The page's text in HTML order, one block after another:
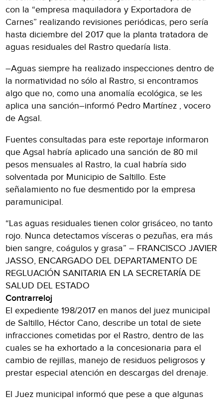
con la “empresa maquiladora y Exportadora de
Carnes” realizando revisiones periódicas, pero sería
hasta diciembre del 2017 que la planta tratadora de
aguas residuales del Rastro quedaría lista.
–Aguas siempre ha realizado inspecciones dentro de
la normatividad no sólo al Rastro, si encontramos
algo que no, como una anomalía ecológica, se les
aplica una sanción–informó Pedro Martínez , vocero
de Agsal.
Fuentes consultadas para este reportaje informaron
que Agsal habría aplicado una sanción de 80 mil
pesos mensuales al Rastro, la cual habría sido
solventada por Municipio de Saltillo. Este
señalamiento no fue desmentido por la empresa
paramunicipal.
“Las aguas residuales tienen color grisáceo, no tanto
rojo. Nunca detectamos vísceras o pezuñas, era más
bien sangre, coágulos y grasa” – FRANCISCO JAVIER
JASSO, ENCARGADO DEL DEPARTAMENTO DE
REGLUACIÓN SANITARIA EN LA SECRETARÍA DE
SALUD DEL ESTADO
Contrarreloj
El expediente 198/2017 en manos del juez municipal
de Saltillo, Héctor Cano, describe un total de siete
infracciones cometidas por el Rastro, dentro de las
cuales se ha exhortado a la concesionaria para el
cambio de rejillas, manejo de residuos peligrosos y
prestar especial atención en descargas del drenaje.
El Juez municipal informó que pese a que algunas